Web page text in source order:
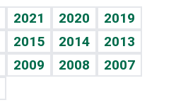
2021 2020
2019
2015 2014
2013
2009 2008
2007